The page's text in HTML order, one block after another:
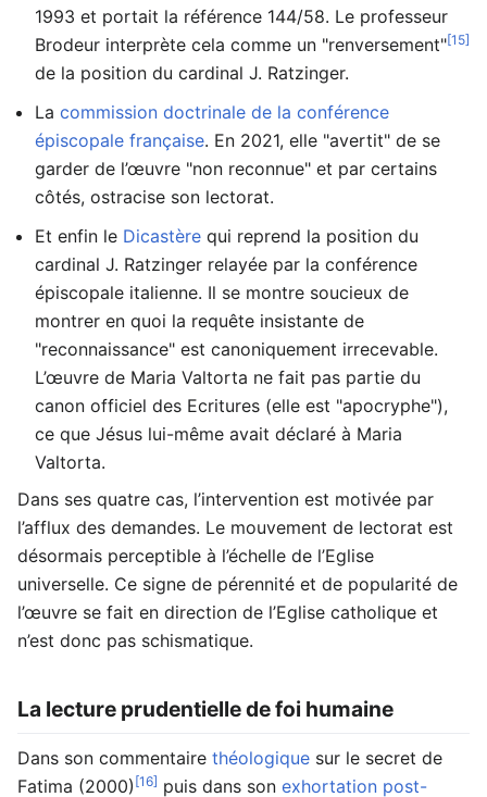
1993 et portait la référence 144/58. Le professeur
Brodeur interprète cela comme un "renversement"[15]
de la position du cardinal J. Ratzinger.
La commission doctrinale de la conférence
épiscopale française. En 2021, elle "avertit" de se
garder de l’œuvre "non reconnue" et par certains
côtés, ostracise son lectorat.
Et enfin le Dicastère qui reprend la position du
cardinal J. Ratzinger relayée par la conférence
épiscopale italienne. Il se montre soucieux de
montrer en quoi la requête insistante de
"reconnaissance" est canoniquement irrecevable.
L’œuvre de Maria Valtorta ne fait pas partie du
canon officiel des Ecritures (elle est "apocryphe"),
ce que Jésus lui-même avait déclaré à Maria
Valtorta.
Dans ses quatre cas, l’intervention est motivée par
l’afflux des demandes. Le mouvement de lectorat est
désormais perceptible à l’échelle de l’Eglise
universelle. Ce signe de pérennité et de popularité de
l’œuvre se fait en direction de l’Eglise catholique et
n’est donc pas schismatique.
La lecture prudentielle de foi humaine
Dans son commentaire théologique sur le secret de
Fatima (2000) [16] puis dans son exhortation post-